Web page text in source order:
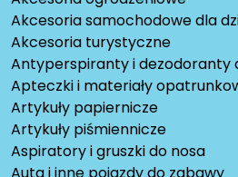
Akcesoria samochodowe dla
Akcesoria turystyczne
Antyperspiranty i dezodoranty
Apteczki i materiały
Artykuły papiernicze
Artykuły piśmiennicze
Aspiratory i gruszki do nosa